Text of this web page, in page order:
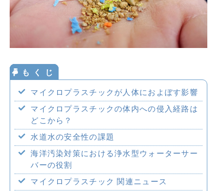
妊娠・育児のお水 0120-032
おみず
-114
いいよ
企業情報
採用情報
マイクロプラスチックが人体におよぼす影響
マイクロプラスチックの体内への侵入経路は
どこから？
水道水の安全性の課題
海洋汚染対策における浄水型ウォーターサー
バーの役割
マイクロプラスチック 関連ニュース